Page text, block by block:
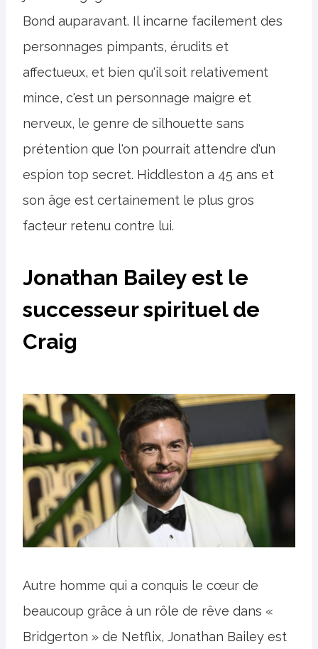
Bond auparavant. Il incarne facilement des
personnages pimpants, érudits et
affectueux, et bien qu'il soit relativement
mince, c'est un personnage maigre et
nerveux, le genre de silhouette sans
prétention que l'on pourrait attendre d'un
espion top secret. Hiddleston a 45 ans et
son âge est certainement le plus gros
facteur retenu contre lui.
Jonathan Bailey est le
successeur spirituel de
Craig
Autre homme qui a conquis le cœur de
beaucoup grâce à un rôle de rêve dans «
Bridgerton » de Netflix, Jonathan Bailey est